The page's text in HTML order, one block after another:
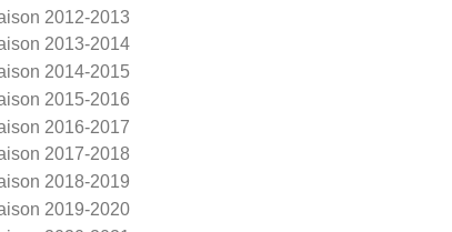
2012-2013
2013-2014
2014-2015
2015-2016
2016-2017
2017-2018
2018-2019
2019-2020